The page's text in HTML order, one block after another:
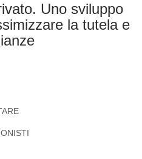
Uno sviluppo
la tutela e